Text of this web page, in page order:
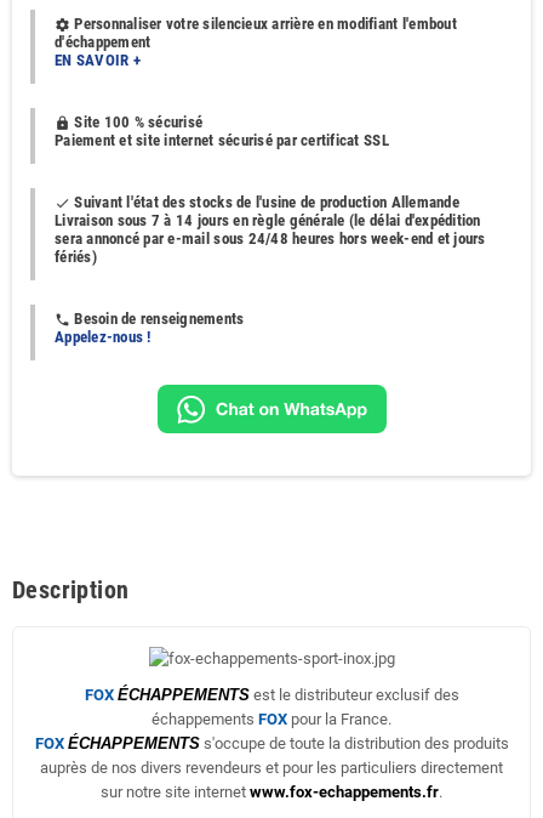
settings Personnaliser votre silencieux arrière en modifiant l'embout
d'échappement
EN SAVOIR +
https Site 100 % sécurisé
Paiement et site internet sécurisé par certificat SSL
done Suivant l'état des stocks de l'usine de production Allemande
Livraison sous 7 à 14 jours en règle générale (le délai d'expédition
sera annoncé par e-mail sous 24/48 heures hors week-end et jours
fériés)
phone Besoin de renseignements
Appelez-nous !
Description
FOX ÉCHAPPEMENTSest le distributeur exclusif des
échappements FOX pour la France.
FOX ÉCHAPPEMENTSs'occupe de toute la distribution des produits
auprès de nos divers revendeurs et pour les particuliers directement
sur notre site internet www.fox-echappements.fr.